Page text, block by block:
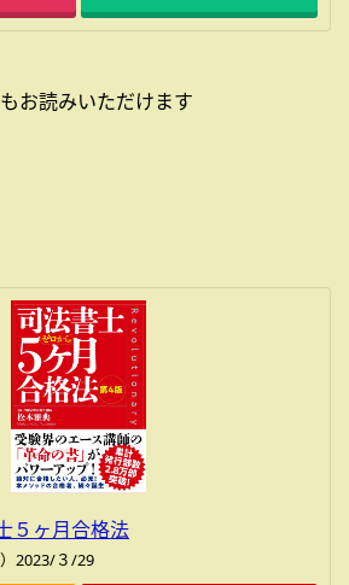
お読みいただけます
５ヶ月合格法
2023/３/29